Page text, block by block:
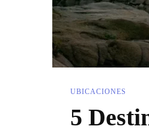
UBICACIONES
5